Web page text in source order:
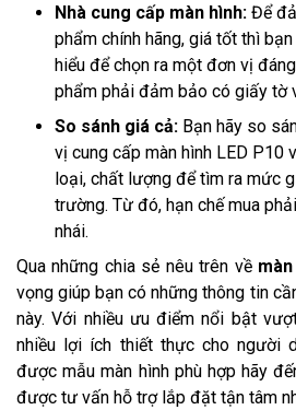
Nhà cung cấp màn hình: Để
phẩm chính hãng, giá tốt thì
hiểu để chọn ra một đơn vị
phẩm phải đảm bảo có giấy tờ
So sánh giá cả: Bạn hãy so
vị cung cấp màn hình LED P10
loại, chất lượng để tìm ra mức
trường. Từ đó, hạn chế mua
nhái.
Qua những chia sẻ nêu trên về
vọng giúp bạn có những thông tin
này. Với nhiều ưu điểm nổi bật
nhiều lợi ích thiết thực cho người
được mẫu màn hình phù hợp hãy
được tư vấn hỗ trợ lắp đặt tận tâm